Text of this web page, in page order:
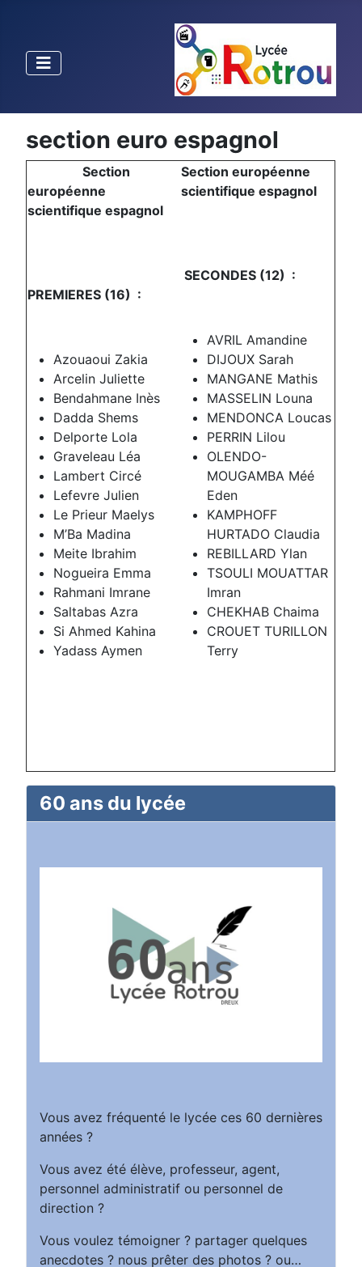
section euro espagnol
Section
européenne
scientifique espagnol
PREMIERES (16) :
Azouaoui Zakia
Arcelin Juliette
Bendahmane Inès
Dadda Shems
Delporte Lola
Graveleau Léa
Lambert Circé
Lefevre Julien
Le Prieur Maelys
M’Ba Madina
Meite Ibrahim
Nogueira Emma
Rahmani Imrane
Saltabas Azra
Si Ahmed Kahina
Yadass Aymen
Section européenne
scientifique espagnol
SECONDES (12) :
AVRIL Amandine
DIJOUX Sarah
MANGANE Mathis
MASSELIN Louna
MENDONCA Loucas
PERRIN Lilou
OLENDO-
MOUGAMBA Méé
Eden
KAMPHOFF
HURTADO Claudia
REBILLARD Ylan
TSOULI MOUATTAR
Imran
CHEKHAB Chaima
CROUET TURILLON
Terry
60 ans du lycée
Vous avez fréquenté le lycée ces 60 dernières
années ?
Vous avez été élève, professeur, agent,
personnel administratif ou personnel de
direction ?
Vous voulez témoigner ? partager quelques
anecdotes ? nous prêter des photos ? ou…